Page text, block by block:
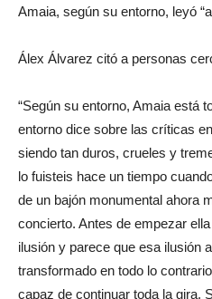
Amaia, según su entorno, leyó
Álex Álvarez citó a personas
“Según su entorno, Amaia está
entorno dice sobre las críticas
siendo tan duros, crueles y
lo fuisteis hace un tiempo
de un bajón monumental ahora
concierto. Antes de empezar
ilusión y parece que esa ilusión
transformado en todo lo
capaz de continuar toda la gira.